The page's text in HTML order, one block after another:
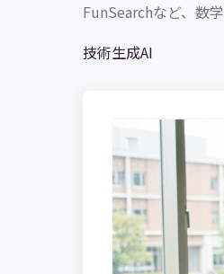
FunSearchなど、数
技術生成AI